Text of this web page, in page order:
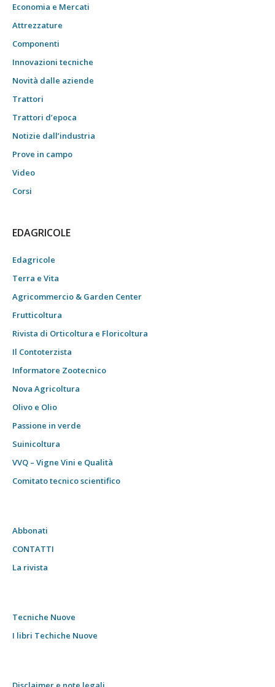
Economia e Mercati
Attrezzature
Componenti
Innovazioni tecniche
Novità dalle aziende
Trattori
Trattori d’epoca
Notizie dall’industria
Prove in campo
Video
Corsi
EDAGRICOLE
Edagricole
Terra e Vita
Agricommercio & Garden Center
Frutticoltura
Rivista di Orticoltura e Floricoltura
Il Contoterzista
Informatore Zootecnico
Nova Agricoltura
Olivo e Olio
Passione in verde
Suinicoltura
VVQ – Vigne Vini e Qualità
Comitato tecnico scientifico
Abbonati
CONTATTI
La rivista
Tecniche Nuove
I libri Techiche Nuove